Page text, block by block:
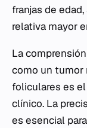
franjas de
relativa mayor
La
como un tumor
foliculares es
clínico. La
es esencial